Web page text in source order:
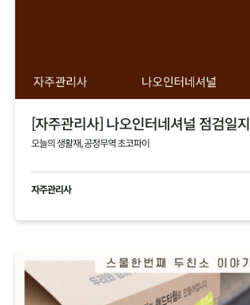
[자주관리사] 나오인터네셔널 점검일지
오늘의 생활재, 공정무역 초코파이
자주관리사